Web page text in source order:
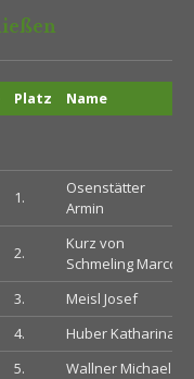
Platz Name
1.
Osenstätter
Armin
2.
Kurz von
Schmeling Marco
3.
Meisl Josef
4.
Huber Katharina
5.
Wallner Michael